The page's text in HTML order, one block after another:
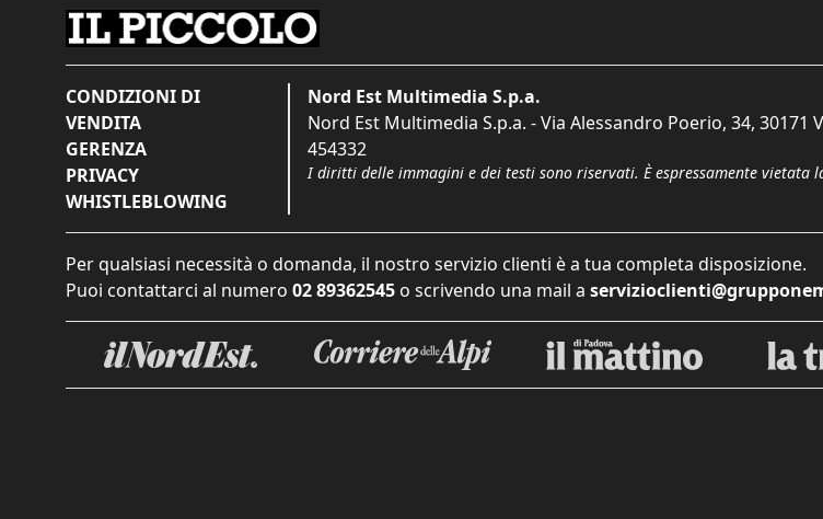
CONDIZIONI DI
VENDITA
GERENZA
PRIVACY
WHISTLEBLOWING
Nord Est Multimedia S.p.a.
Nord Est Multimedia S.p.a. - Via Alessandro Poerio, 34, 30171
454332
I diritti delle immagini e dei testi sono riservati. È espressamente
Per qualsiasi necessità o domanda, il nostro servizio clienti è a tua completa disposizione.
Puoi contattarci al numero 02 89362545 o scrivendo una mail a